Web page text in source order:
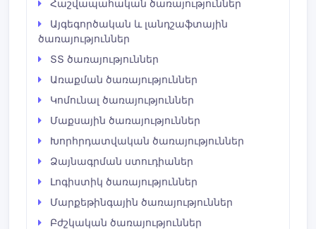
Հաշվապահական ծառայություններ
Այգեգործական և լանդշաֆտային
ծառայություններ
ՏՏ ծառայություններ
Առաքման ծառայություններ
Կոմունալ ծառայություններ
Մաքսային ծառայություններ
Խորհրդատվական ծառայություններ
Ձայնագրման ստուդիաներ
Լոգիստիկ ծառայություններ
Մարքեթինգային ​​ծառայություններ
Բժշկական ծառայություններ